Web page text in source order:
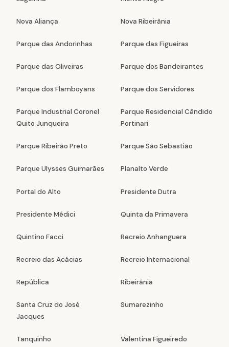
Nova Aliança Nova Ribeirânia
Parque das Andorinhas Parque das Figueiras
Parque das Oliveiras Parque dos Bandeirantes
Parque dos Flamboyans Parque dos Servidores
Parque Industrial Coronel
Quito Junqueira
Parque Residencial Cândido
Portinari
Parque Ribeirão Preto Parque São Sebastião
Parque Ulysses Guimarães Planalto Verde
Portal do Alto Presidente Dutra
Presidente Médici Quinta da Primavera
Quintino Facci Recreio Anhanguera
Recreio das Acácias Recreio Internacional
República Ribeirânia
Santa Cruz do José
Jacques
Sumarezinho
Tanquinho Valentina Figueiredo